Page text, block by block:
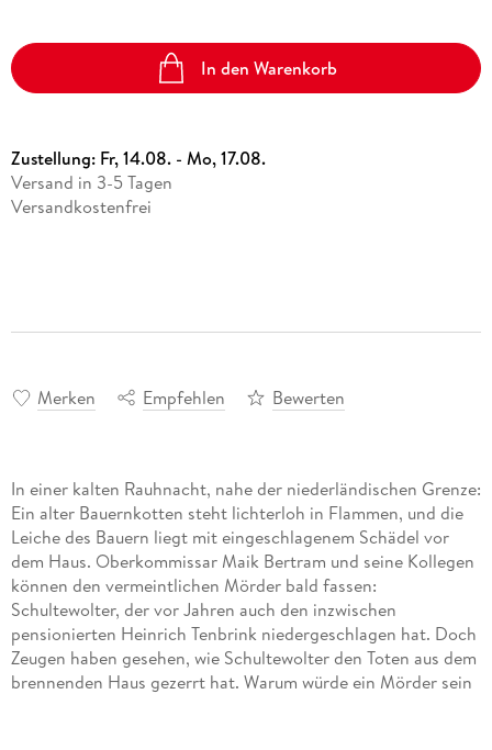
In den Warenkorb
Zustellung: Fr, 14.08. - Mo, 17.08.
Versand in 3-5 Tagen
Versandkostenfrei
Merken Empfehlen Bewerten
In einer kalten Rauhnacht, nahe der niederländischen Grenze:
Ein alter Bauernkotten steht lichterloh in Flammen, und die
Leiche des Bauern liegt mit eingeschlagenem Schädel vor
dem Haus. Oberkommissar Maik Bertram und seine Kollegen
können den vermeintlichen Mörder bald fassen:
Schultewolter, der vor Jahren auch den inzwischen
pensionierten Heinrich Tenbrink niedergeschlagen hat. Doch
Zeugen haben gesehen, wie Schultewolter den Toten aus dem
brennenden Haus gezerrt hat. Warum würde ein Mörder sein